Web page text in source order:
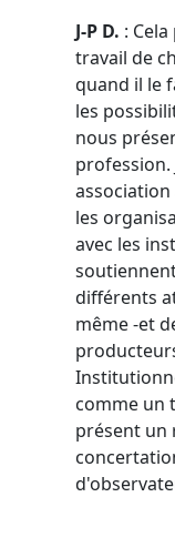
J-P D. :
travail de
quand il le
les
nous
profession.
les
avec les
différents
même -et
comme un
présent un